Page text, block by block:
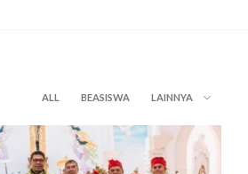
ALL BEASISWA LAINNYA